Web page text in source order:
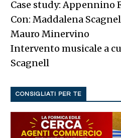
Case study: Appennino
Con: Maddalena
Mauro Minervino
Intervento musicale a
Scagnell
CONSIGLIATI PER TE